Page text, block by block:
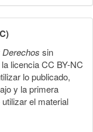
sin
licencia CC BY-NC
lo publicado,
y la primera
el material